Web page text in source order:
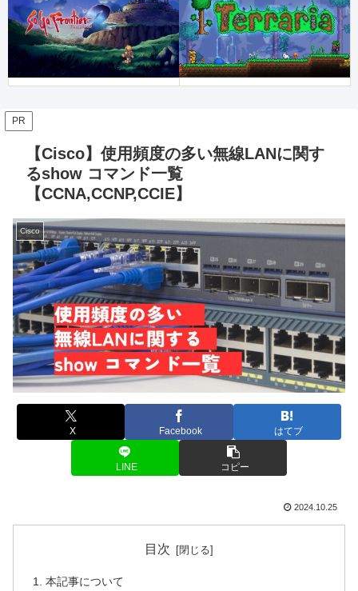
PR
【Cisco】使用頻度の多い無線LANに関す
るshow コマンド一覧
【CCNA,CCNP,CCIE】
Cisco
X Facebook はてブ
LINE コピー
2024.10.25
目次
本記事について